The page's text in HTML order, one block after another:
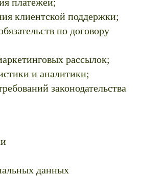
клиентской поддержки;
по договору
рассылок;
и аналитики;
законодательства
данных